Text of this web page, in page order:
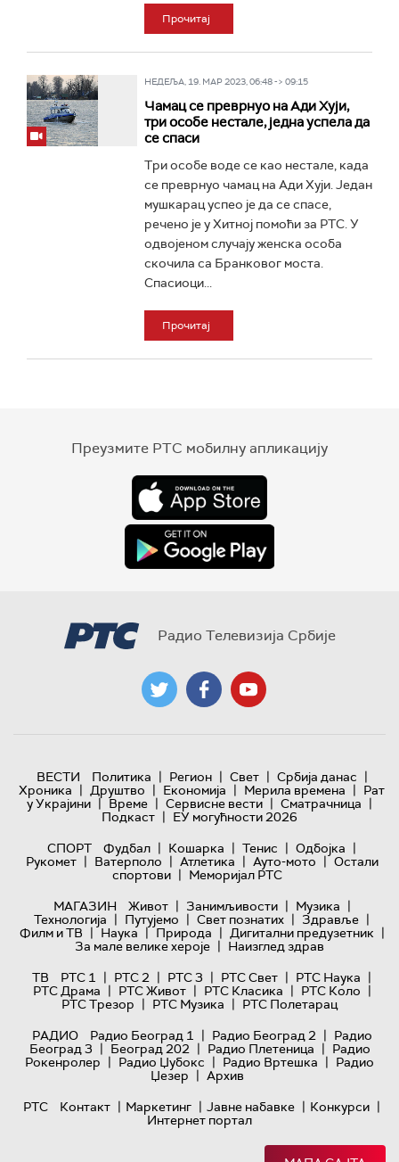
Прочитај
НЕДЕЉА, 19. МАР 2023, 06:48 -> 09:15
Чамац се преврнуо на Ади Хуји,
три особе нестале, једна успела да
се спаси
Три особе воде се као нестале, када
се преврнуо чамац на Ади Хуји. Једaн
мушкарац успео је да се спасе,
речено је у Хитној помоћи за РТС. У
одвојеном случају женска особа
скочила са Бранковог моста.
Спасиоци...
Прочитај
Преузмите РТС мобилну апликацију
Радио Телевизија Србије
ВЕСТИ Политика | Регион | Свет | Србија данас |
Хроника | Друштво | Економија | Мерила времена | Рат
у Украјини | Време | Сервисне вести | Сматрачница |
Подкаст | ЕУ могућности 2026
СПОРТ
Фудбал | Кошарка | Тенис | Одбојка |
Рукомет | Ватерполо | Атлетика | Ауто-мото | Остали
спортови | Меморијал РТС
МАГАЗИН
Живот | Занимљивости | Музика |
Технологијa | Путујемо | Свет познатих | Здравље |
Филм и ТВ | Наука | Природа | Дигитални предузетник |
За мале велике хероје | Наизглед здрав
ТВ
РТС 1 | РТС 2 | РТС 3 | РТС Свет | РТС Наука |
РТС Драма | РТС Живот | РТС Класика | РТС Коло |
РТС Трезор | РТС Музика | РТС Полетарац
РАДИО
Радио Београд 1 | Радио Београд 2 | Радио
Београд 3 | Београд 202 | Радио Плетеница | Радио
Рокенролер | Радио Џубокс | Радио Вртешка | Радио
Џезер | Архив
РТС
Контакт | Маркетинг | Јавне набавке | Конкурси |
Интернет портал